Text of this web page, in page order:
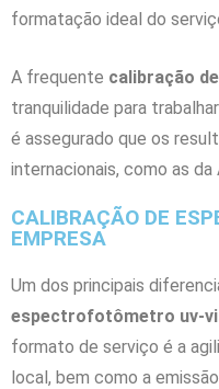
formatação ideal do
A frequente calibração
tranquilidade para
é assegurado que os
internacionais, como as
CALIBRAÇÃO DE
EMPRESA
Um dos principais
espectrofotômetro uv-
formato de serviço é a
local, bem como a